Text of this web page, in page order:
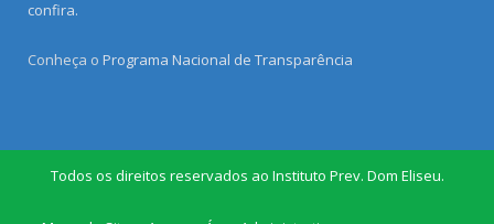
confira.
Conheça o Programa Nacional de Transparência
Todos os direitos reservados ao Instituto Prev. Dom Eliseu.